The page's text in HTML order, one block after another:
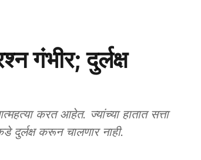
गंभीर; दुर्लक्ष
करत आहेत. ज्यांच्या हातात सत्ता
दुर्लक्ष करून चालणार नाही.